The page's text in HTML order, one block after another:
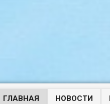
ГЛАВНАЯ НОВОСТИ